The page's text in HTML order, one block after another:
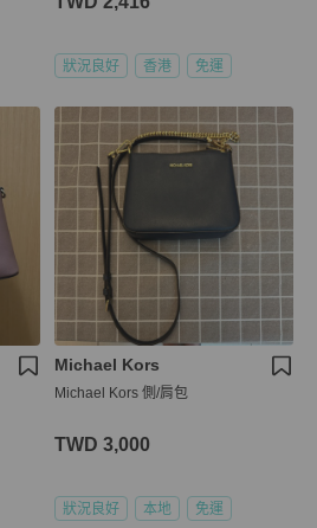
狀況良好 香港 免運
Michael Kors
Michael Kors 側/肩包
TWD 3,000
狀況良好 本地 免運